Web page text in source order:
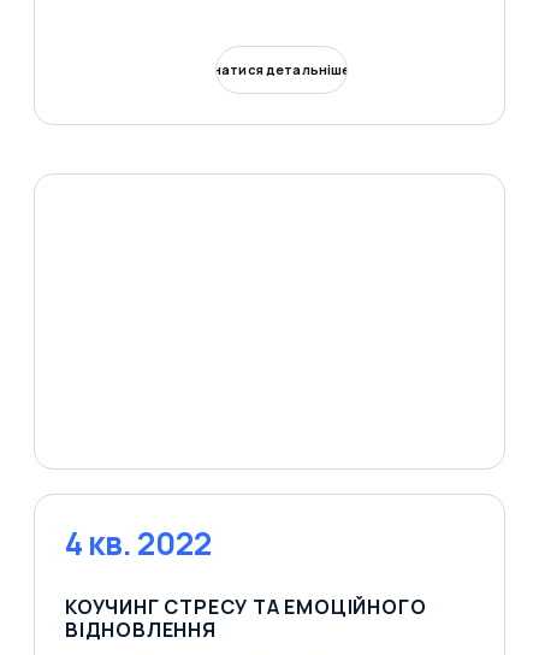
Дізнатися детальніше
4 кв. 2022
КОУЧИНГ СТРЕСУ ТА ЕМОЦІЙНОГО
ВІДНОВЛЕННЯ